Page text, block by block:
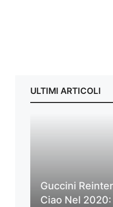
ULTIMI ARTICOLI
Guccini
Ciao Nel